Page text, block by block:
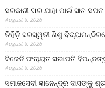
ସରକାରୀ ଘର ଯାହା ପାଇଁ ସାତ ସପନ
August 8, 2026
ତିହିଡି଼ ସରସ୍ୱତୀ ଶିଶୁ ବିଦ୍ୟାମନ୍ଦିରରେ
August 8, 2026
ବିଜେଡି ପଂଚାୟତ ସଭାପତି
August 8, 2026
ସମାଜସେବୀ ଜ୍ଞାନେନ୍ଦ୍ର ଦାସଙ୍କୁ